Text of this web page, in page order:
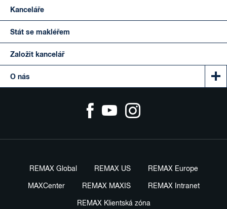
Kanceláře
Stát se makléřem
Založit kancelář
O nás
REMAX Global REMAX US REMAX Europe
MAXCenter REMAX MAXIS REMAX Intranet
REMAX Klientská zóna